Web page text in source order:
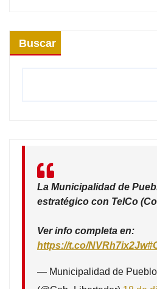
Buscar
La Municipalidad de
estratégico con TelCo
Ver info completa en:
https://t.co/NVRh7ix2Jw
— Municipalidad de